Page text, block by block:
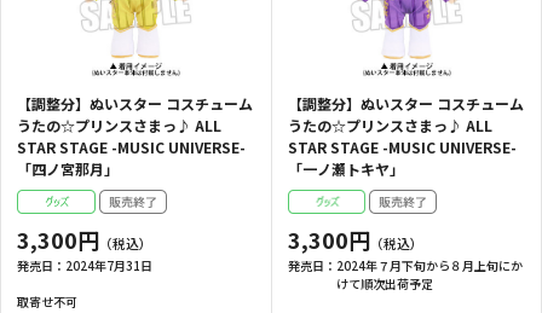
【調整分】ぬいスター コスチューム
うたの☆プリンスさまっ♪ ALL
STAR STAGE -MUSIC UNIVERSE-
「四ノ宮那月」
3,300円
発売日： 2024年7月31日
取寄せ不可
【調整分】ぬいスター コスチューム
うたの☆プリンスさまっ♪ ALL
STAR STAGE -MUSIC UNIVERSE-
「一ノ瀬トキヤ」
3,300円
発売日： 2024年７月下旬から８月上旬にか
けて順次出荷予定